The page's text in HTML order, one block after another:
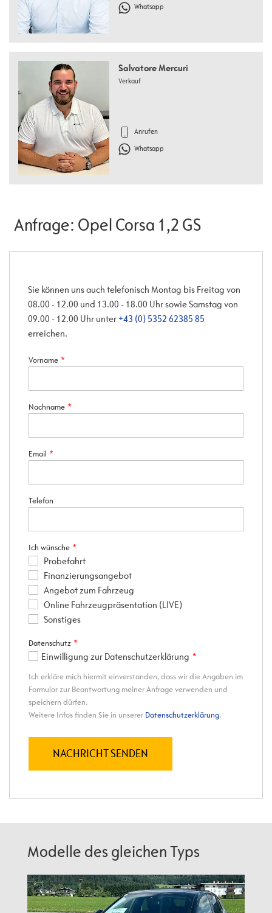
Whatsapp
Salvatore Mercuri
Verkauf
Anrufen
Whatsapp
Anfrage: Opel Corsa 1,2 GS
Sie können uns auch telefonisch Montag bis Freitag von
08.00 - 12.00 und 13.00 - 18.00 Uhr sowie Samstag von
09.00 - 12.00 Uhr unter +43 (0) 5352 62385 85
erreichen.
Modelle des gleichen Typs